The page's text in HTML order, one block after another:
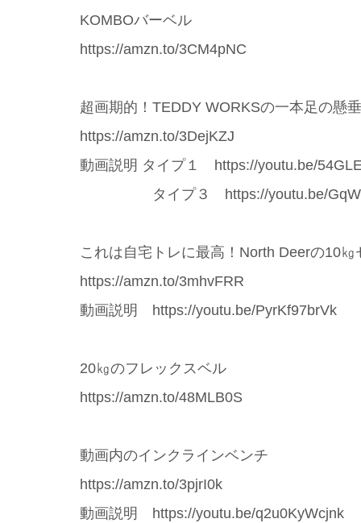
KOMBOバーベル
https://amzn.to/3CM4pNC
超画期的！TEDDY WORKSの一本足の懸
https://amzn.to/3DejKZJ
動画説明 タイプ１ https://youtu.be/
タイプ３ https://youtu.be/GqWE-
これは自宅トレに最高！North Deerの10㎏
https://amzn.to/3mhvFRR
動画説明 https://youtu.be/PyrKf97brVk
20㎏のフレックスベル
https://amzn.to/48MLB0S
動画内のインクラインベンチ
https://amzn.to/3pjrI0k
動画説明 https://youtu.be/q2u0KyWcjnk